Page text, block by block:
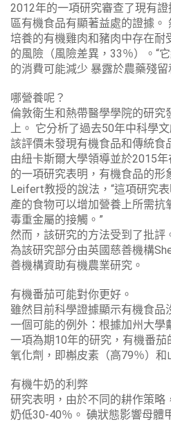
2012年的一項研究審查了現有
區有機食品有顯著益處的證據。
培養的有機雞肉和豬肉中存在耐
的風險（風險差異，33％）。“
的消費可能減少 暴露於農藥殘留
哪營養呢？
倫敦衛生和熱帶醫學學院的研究
上。 它分析了過去50年中科學
該評價未發現有機食品和傳統食
由紐卡斯爾大學領導並於2015
的一項研究表明，有機食品的形
Leifert教授的說法，“這項研究
產的食物可以增加營養上所需抗
毒重金屬的接觸。”
然而，該研究的方法受到了批評
為該研究部分由英國慈善機構
善機構資助有機農業研究。
有機番茄可能對你更好。
雖然目前科學證據顯示有機食品
一個可能的例外：根據加州大學
一項為期10年的研究，有機番
氧化劑，即槲皮素（高79％）和
有機牛奶的利弊
研究表明，由於不同的耕作策略
奶低30-40％。 碘狀態影響母體